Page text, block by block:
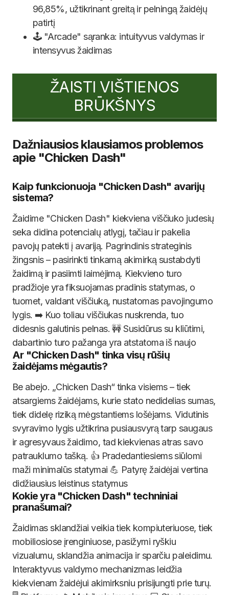
96,85%, užtikrinant greitą ir pelningą žaidėjų
patirtį
🕹️ "Arcade" sąranka: intuityvus valdymas ir
intensyvus žaidimas
ŽAISTI VIŠTIENOS
BRŪKŠNYS
Dažniausios klausiamos problemos
apie "Chicken Dash"
Kaip funkcionuoja "Chicken Dash" avarijų
sistema?
Žaidime "Chicken Dash" kiekviena viščiuko judesių
seka didina potencialų atlygį, tačiau ir pakelia
pavojų patekti į avariją. Pagrindinis strateginis
žingsnis – pasirinkti tinkamą akimirką sustabdyti
žaidimą ir pasiimti laimėjimą. Kiekvieno turo
pradžioje yra fiksuojamas pradinis statymas, o
tuomet, valdant viščiuką, nustatomas pavojingumo
lygis. ➡️ Kuo toliau viščiukas nuskrenda, tuo
didesnis galutinis pelnas. 🚧 Susidūrus su kliūtimi,
dabartinio turo pažanga yra atstatoma iš naujo
Ar "Chicken Dash" tinka visų rūšių
žaidėjams mėgautis?
Be abejo. „Chicken Dash“ tinka visiems – tiek
atsargiems žaidėjams, kurie stato nedidelias sumas,
tiek didelę riziką mėgstantiems lošėjams. Vidutinis
svyravimo lygis užtikrina pusiausvyrą tarp saugaus
ir agresyvaus žaidimo, tad kiekvienas atras savo
patrauklumo tašką. 👍 Pradedantiesiems siūlomi
maži minimalūs statymai 💪 Patyrę žaidėjai vertina
didžiausius leistinus statymus
Kokie yra "Chicken Dash" techniniai
pranašumai?
Žaidimas sklandžiai veikia tiek kompiuteriuose, tiek
mobiliosiose įrenginiuose, pasižymi ryškiu
vizualumu, sklandžia animacija ir sparčiu paleidimu.
Interaktyvus valdymo mechanizmas leidžia
kiekvienam žaidėjui akimirksniu prisijungti prie turų.